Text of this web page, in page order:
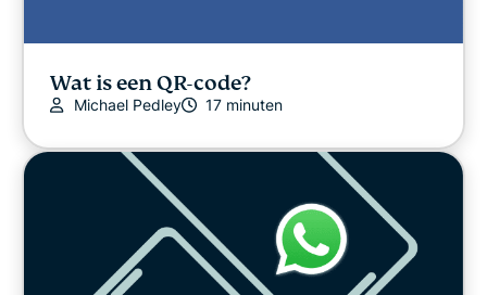
Wat is een QR-code?
Michael Pedley 17 minuten